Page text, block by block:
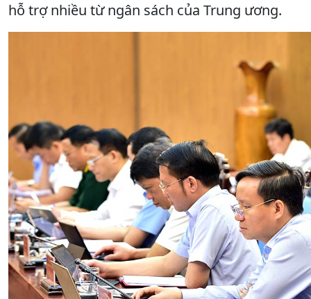
hỗ trợ nhiều từ ngân sách của Trung ương.